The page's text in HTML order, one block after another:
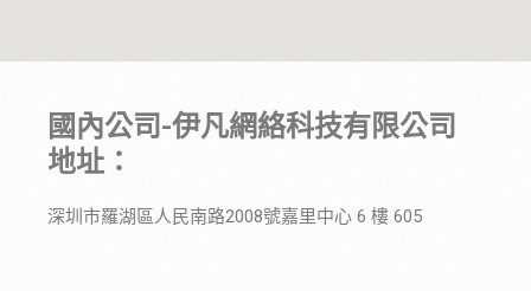
國內公司-伊凡網絡科技有限公司
地址：
深圳市羅湖區人民南路2008號嘉里中心 6 樓 605